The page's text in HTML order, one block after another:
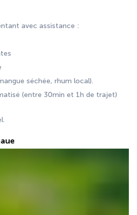
avec assistance :
séchée, rhum local).
(entre 30min et 1h de trajet)